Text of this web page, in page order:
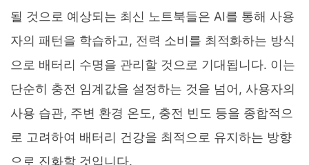
될 것으로 예상되는 최신 노트북들은 AI를 통해 사용
자의 패턴을 학습하고, 전력 소비를 최적화하는 방식
으로 배터리 수명을 관리할 것으로 기대됩니다. 이는
단순히 충전 임계값을 설정하는 것을 넘어, 사용자의
사용 습관, 주변 환경 온도, 충전 빈도 등을 종합적으
로 고려하여 배터리 건강을 최적으로 유지하는 방향
으로 진화할 것입니다.